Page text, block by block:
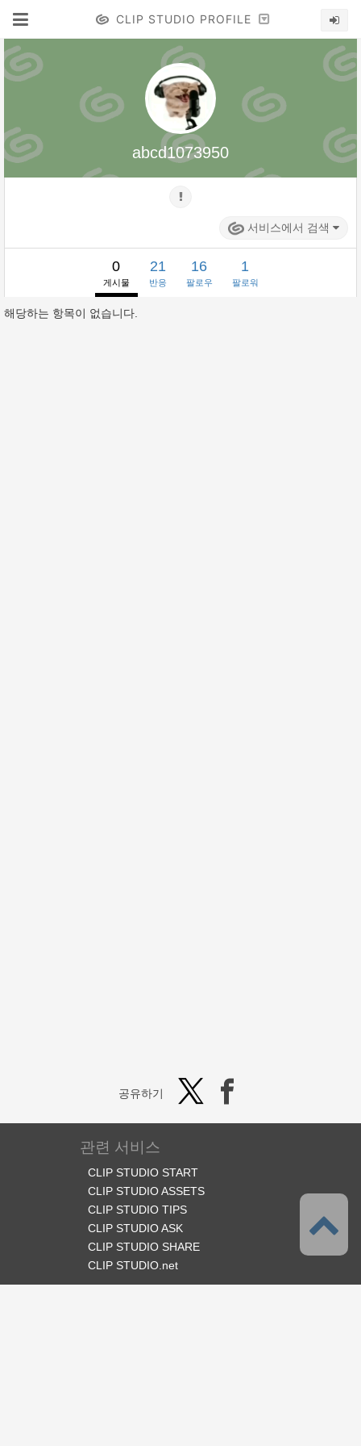
CLIP STUDIO PROFILE
abcd1073950
서비스에서 검색
0
게시물
21
반응
16
팔로우
1
팔로워
해당하는 항목이 없습니다.
공유하기
관련 서비스
CLIP STUDIO START
CLIP STUDIO ASSETS
CLIP STUDIO TIPS
CLIP STUDIO ASK
CLIP STUDIO SHARE
CLIP STUDIO.net